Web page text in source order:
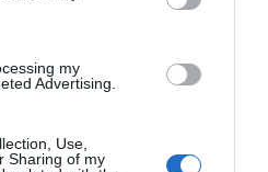
my
Advertising.
Use,
Sharing of my